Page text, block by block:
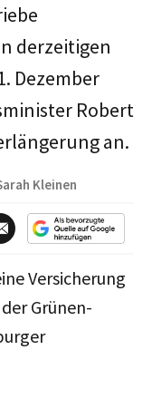
derzeitigen
Dezember
Robert
an.
Kleinen
Versicherung
Grünen-